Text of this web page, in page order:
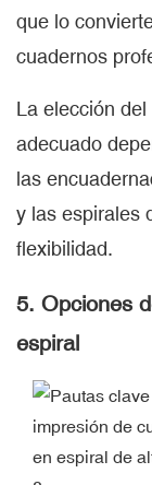
que lo
cuadernos
La elección
adecuado
las
y las espirales
flexibilidad.
5. Opciones
espiral